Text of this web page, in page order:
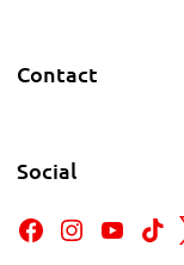
Contact
Social